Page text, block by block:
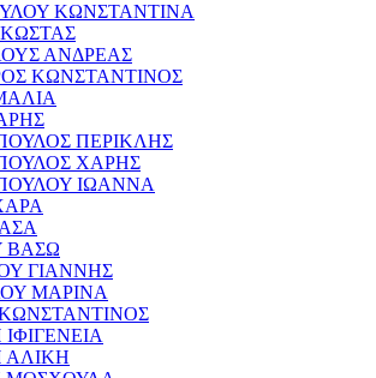
ΚΩΝΣΤΑΝΤΙΝΑ
ΑΝΔΡΕΑΣ
ΚΩΝΣΤΑΝΤΙΝΟΣ
ΠΕΡΙΚΛΗΣ
ΧΑΡΗΣ
ΙΩΑΝΝΑ
ΒΑΣΩ
ΓΙΑΝΝΗΣ
ΜΑΡΙΝΑ